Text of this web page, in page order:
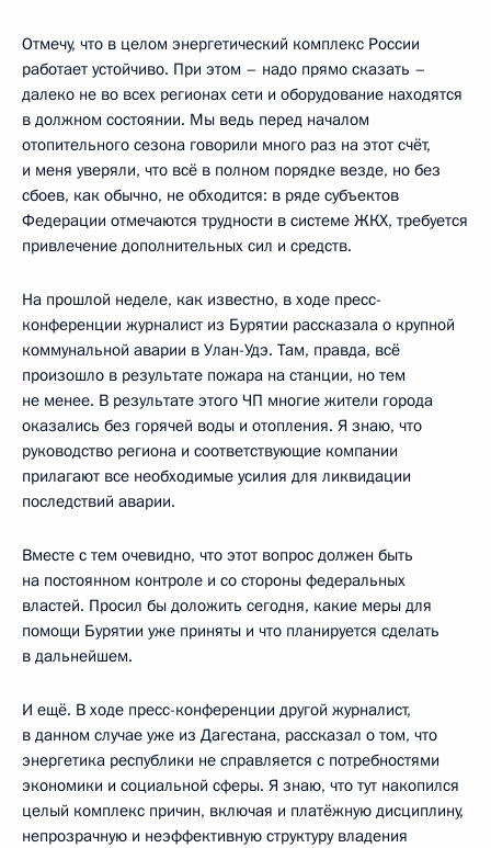
Отмечу, что в целом энергетический комплекс России
работает устойчиво. При этом – надо прямо сказать –
далеко не во всех регионах сети и оборудование находятся
в должном состоянии. Мы ведь перед началом
отопительного сезона говорили много раз на этот счёт,
и меня уверяли, что всё в полном порядке везде, но без
сбоев, как обычно, не обходится: в ряде субъектов
Федерации отмечаются трудности в системе ЖКХ, требуется
привлечение дополнительных сил и средств.
На прошлой неделе, как известно, в ходе пресс-
конференции журналист из Бурятии рассказала о крупной
коммунальной аварии в Улан-Удэ. Там, правда, всё
произошло в результате пожара на станции, но тем
не менее. В результате этого ЧП многие жители города
оказались без горячей воды и отопления. Я знаю, что
руководство региона и соответствующие компании
прилагают все необходимые усилия для ликвидации
последствий аварии.
Вместе с тем очевидно, что этот вопрос должен быть
на постоянном контроле и со стороны федеральных
властей. Просил бы доложить сегодня, какие меры для
помощи Бурятии уже приняты и что планируется сделать
в дальнейшем.
И ещё. В ходе пресс-конференции другой журналист,
в данном случае уже из Дагестана, рассказал о том, что
энергетика республики не справляется с потребностями
экономики и социальной сферы. Я знаю, что тут накопился
целый комплекс причин, включая и платёжную дисциплину,
непрозрачную и неэффективную структуру владения